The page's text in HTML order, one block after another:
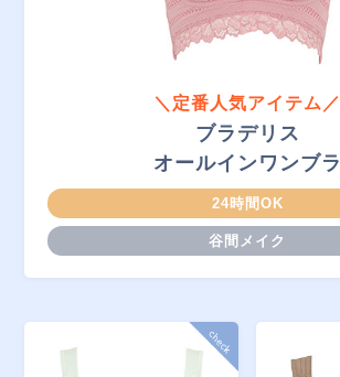
＼定番人気アイテム／
ブラデリス
オールインワンブラ
24時間OK
谷間メイク